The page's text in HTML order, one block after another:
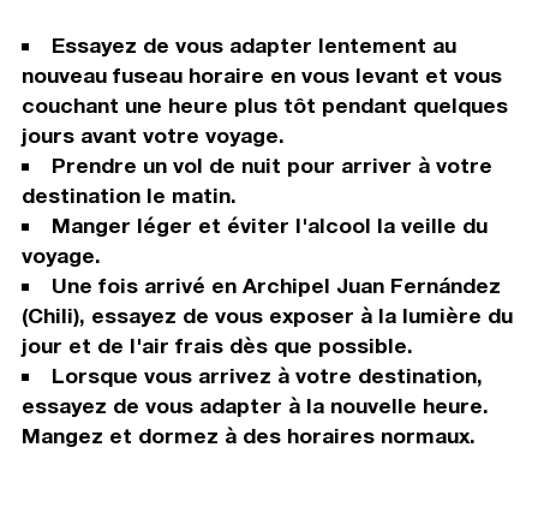
Essayez de vous adapter lentement au
nouveau fuseau horaire en vous levant et vous
couchant une heure plus tôt pendant quelques
jours avant votre voyage.
Prendre un vol de nuit pour arriver à votre
destination le matin.
Manger léger et éviter l'alcool la veille du
voyage.
Une fois arrivé en Archipel Juan Fernández
(Chili), essayez de vous exposer à la lumière du
jour et de l'air frais dès que possible.
Lorsque vous arrivez à votre destination,
essayez de vous adapter à la nouvelle heure.
Mangez et dormez à des horaires normaux.